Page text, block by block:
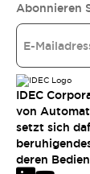
Abonnieren
IDEC
von
setzt sich
deren